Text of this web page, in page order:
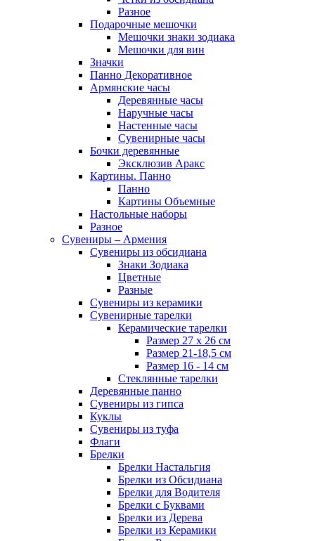
Разное
Подарочные мешочки
Мешочки знаки зодиака
Мешочки для вин
Значки
Панно Декоративное
Армянские часы
Деревянные часы
Наручные часы
Настенные часы
Сувенирные часы
Бочки деревянные
Эксклюзив Аракс
Картины. Панно
Панно
Картины Объемные
Настольные наборы
Разное
Сувениры – Армения
Сувениры из обсидиана
Знаки Зодиака
Цветные
Разные
Сувениры из керамики
Сувенирные тарелки
Керамические тарелки
Размер 27 х 26 см
Размер 21-18,5 см
Размер 16 - 14 см
Стеклянные тарелки
Деревянные панно
Сувениры из гипса
Куклы
Сувениры из туфа
Флаги
Брелки
Брелки Настальгия
Брелки из Обсидиана
Брелки для Водителя
Брелки с Буквами
Брелки из Дерева
Брелки из Керамики